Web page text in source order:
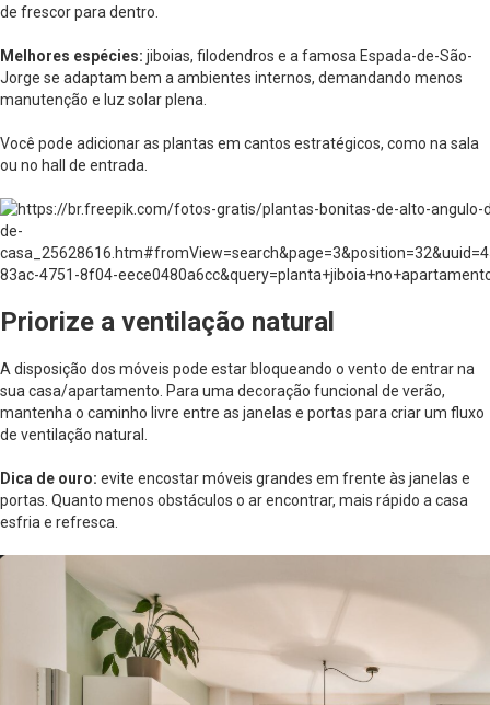
de frescor para dentro.
Melhores espécies: jiboias, filodendros e a famosa Espada-de-São-
Jorge se adaptam bem a ambientes internos, demandando menos
manutenção e luz solar plena.
Você pode adicionar as plantas em cantos estratégicos, como na sala
ou no hall de entrada.
Priorize a ventilação natural
A disposição dos móveis pode estar bloqueando o vento de entrar na
sua casa/apartamento. Para uma decoração funcional de verão,
mantenha o caminho livre entre as janelas e portas para criar um fluxo
de ventilação natural.
Dica de ouro: evite encostar móveis grandes em frente às janelas e
portas. Quanto menos obstáculos o ar encontrar, mais rápido a casa
esfria e refresca.